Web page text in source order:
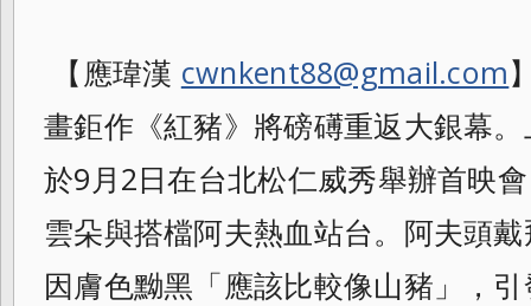
【應瑋漢 cwnkent88@gmail.com
畫鉅作《紅豬》將磅礡重返大銀幕
於9月2日在台北松仁威秀舉辦首映
雲朵與搭檔阿夫熱血站台。阿夫頭
因膚色黝黑「應該比較像山豬」，